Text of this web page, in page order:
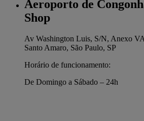
Aeroporto de
Shop
Av Washington Luis, S/N, Anexo
Santo Amaro, São Paulo, SP
Horário de funcionamento:
De Domingo a Sábado – 24h